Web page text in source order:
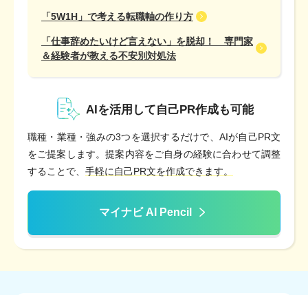
「5W1H」で考える転職軸の作り方
「仕事辞めたいけど言えない」を脱却！ 専門家
＆経験者が教える不安別対処法
AIを活用して自己PR作成も可能
職種・業種・強みの3つを選択するだけで、AIが自己PR文
をご提案します。提案内容をご自身の経験に合わせて調整
することで、 手軽に自己PR文を作成できます。
マイナビ AI Pencil